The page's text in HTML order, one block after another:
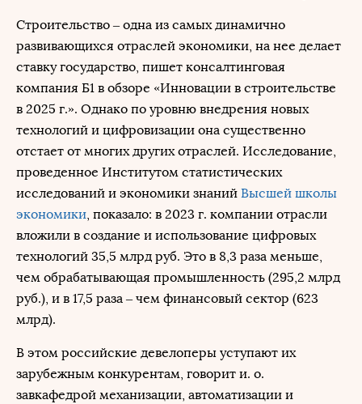
Строительство – одна из самых динамично
развивающихся отраслей экономики, на нее делает
ставку государство, пишет консалтинговая
компания Б1 в обзоре «Инновации в строительстве
в 2025 г.». Однако по уровню внедрения новых
технологий и цифровизации она существенно
отстает от многих других отраслей. Исследование,
проведенное Институтом статистических
исследований и экономики знаний Высшей школы
экономики, показало: в 2023 г. компании отрасли
вложили в создание и использование цифровых
технологий 35,5 млрд руб. Это в 8,3 раза меньше,
чем обрабатывающая промышленность (295,2 млрд
руб.), и в 17,5 раза – чем финансовый сектор (623
млрд).
В этом российские девелоперы уступают их
зарубежным конкурентам, говорит и. о.
завкафедрой механизации, автоматизации и